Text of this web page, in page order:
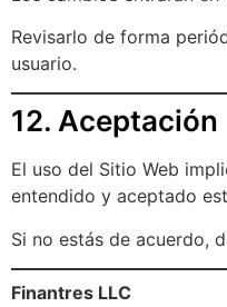
Revisarlo de forma
usuario.
12. Aceptación
El uso del Sitio Web
entendido y aceptado
Si no estás de acuerdo,
Finantres LLC